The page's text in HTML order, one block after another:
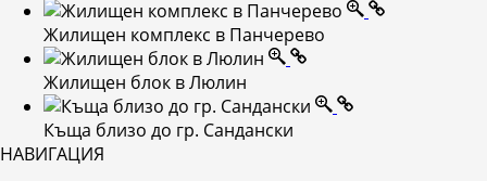
Жилищен комплекс в Панчерево
Жилищен блок в Люлин
Къща близо до гр. Сандански
НАВИГАЦИЯ